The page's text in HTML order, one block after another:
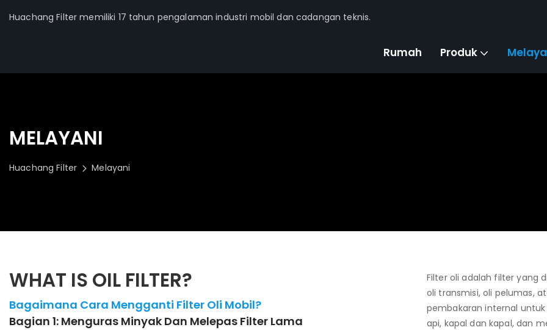
Huachang Filter memiliki 17 tahun pengalaman industri mobil dan cadangan teknis.
Rumah Produk
MELAYANI
Huachang Filter Melayani
WHAT IS OIL FILTER?
Bagaimana Cara Mengganti Filter Oli Mobil?
Bagian 1: Menguras Minyak Dan Melepas Filter Lama
Filter oli adalah filter yang
oli transmisi, oli pelumas,
pembakaran internal
api, kapal dan kapal, dan